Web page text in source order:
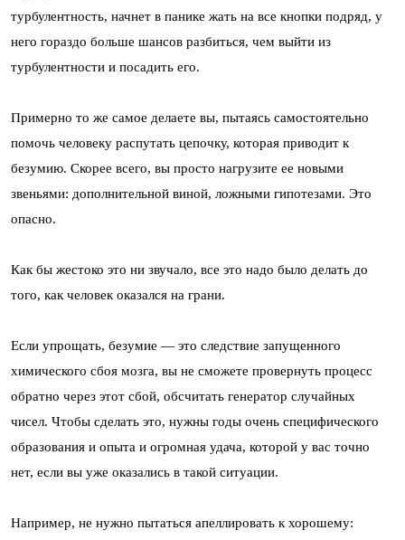
турбулентность, начнет в панике жать на все кнопки подряд, у
него гораздо больше шансов разбиться, чем выйти из
турбулентности и посадить его.
Примерно то же самое делаете вы, пытаясь самостоятельно
помочь человеку распутать цепочку, которая приводит к
безумию. Скорее всего, вы просто нагрузите ее новыми
звеньями: дополнительной виной, ложными гипотезами. Это
опасно.
Как бы жестоко это ни звучало, все это надо было делать до
того, как человек оказался на грани.
Если упрощать, безумие — это следствие запущенного
химического сбоя мозга, вы не сможете провернуть процесс
обратно через этот сбой, обсчитать генератор случайных
чисел. Чтобы сделать это, нужны годы очень специфического
образования и опыта и огромная удача, которой у вас точно
нет, если вы уже оказались в такой ситуации.
Например, не нужно пытаться апеллировать к хорошему: